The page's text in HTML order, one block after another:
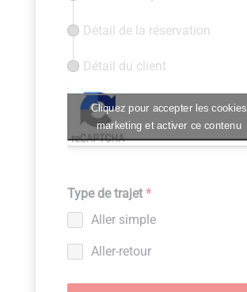
Détail de la réservation
Détail du client
Cliquez pour accepter les cookies
marketing et activer ce contenu
Type de trajet*
Aller simple
Aller-retour